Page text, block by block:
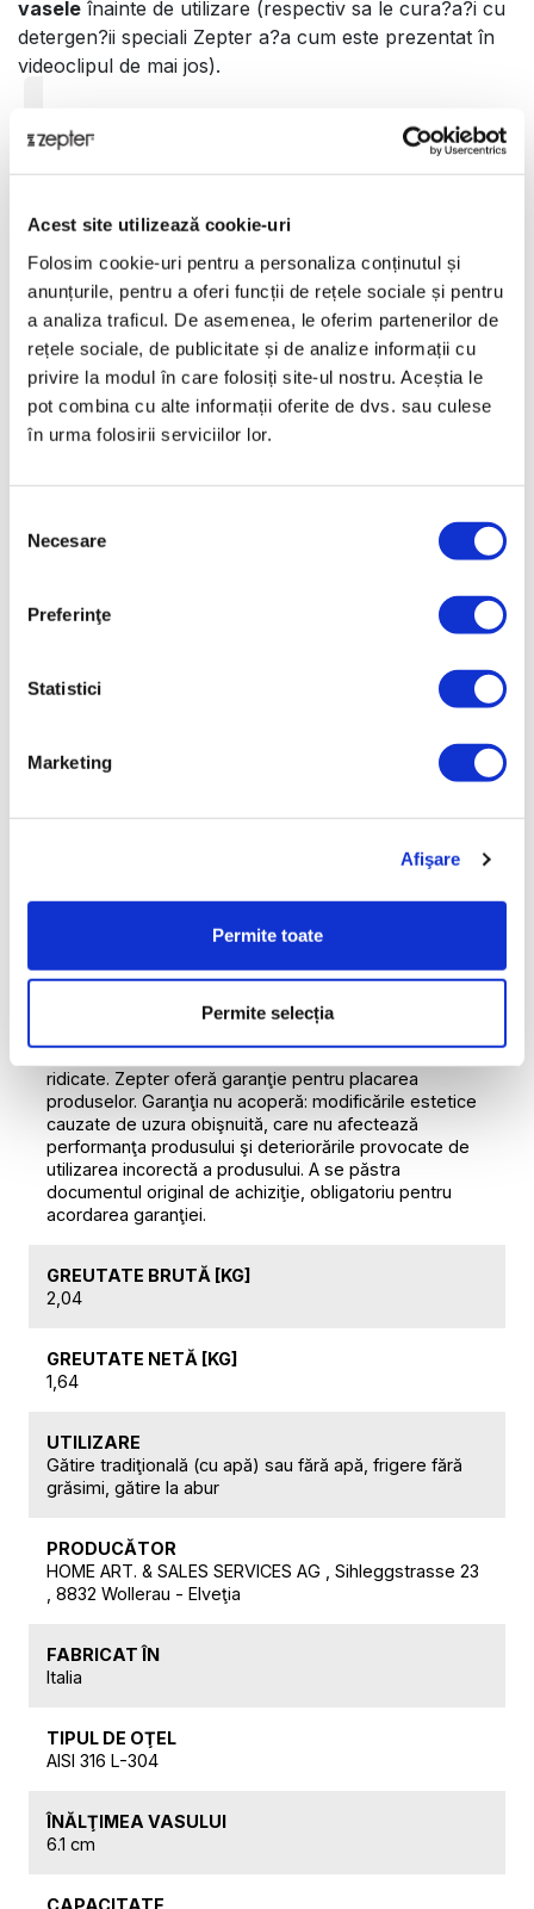
Acest site utilizează cookie-uri
Folosim cookie-uri pentru a personaliza conținutul și
anunțurile, pentru a oferi funcții de rețele sociale și pentru
a analiza traficul. De asemenea, le oferim partenerilor de
rețele sociale, de publicitate și de analize informații cu
privire la modul în care folosiți site-ul nostru. Aceștia le
pot combina cu alte informații oferite de dvs. sau culese
în urma folosirii serviciilor lor.
consimțământului
Necesare
Preferinţe
Statistici
Marketing
Afişare
Permite toate
Permite selecția
vasele înainte de utilizare (respectiv sa le cura?a?i cu
detergen?ii speciali Zepter a?a cum este prezentat în
videoclipul de mai jos).
Acceptă Politica de cookie-uri pentru a vizualiza
conținutul video
Ca să poți vizualiza conținutul video este necesar să
accepți Politica de cookie-uri. Alternativ, poți vizualiza
conținutul video direct pe YouTubeLink.
Date tehnice
Vas 2.5 l, diametru 16 cm
Produsele Zepter din oţel inoxidabil au o garanţie de
alte materiale decât aliajele metalice 316L şi 304 au o
perioadă de garanţie de 24 de luni de la data achiziţiei.
Termocontrolul Digital şi Termocontrolul Analogic au o
A nu se introduce Termocontrolul Zepter în cuptor sau
în maşina de spălat vase, a se evita contactul cu
suprafeţele fierbinţi şi a nu se expune la temperaturi
ridicate. Componentele din plastic au o perioadă de
ridicate. Zepter oferă garanţie pentru placarea
produselor. Garanţia nu acoperă: modificările estetice
cauzate de uzura obişnuită, care nu afectează
performanţa produsului şi deteriorările provocate de
utilizarea incorectă a produsului. A se păstra
documentul original de achiziţie, obligatoriu pentru
acordarea garanţiei.
GREUTATE BRUTĂ [KG]
2,04
GREUTATE NETĂ [KG]
1,64
UTILIZARE
Gătire tradiţională (cu apă) sau fără apă, frigere fără
grăsimi, gătire la abur
PRODUCĂTOR
HOME ART. & SALES SERVICES AG , Sihleggstrasse 23
, 8832 Wollerau - Elveţia
FABRICAT ÎN
Italia
TIPUL DE OŢEL
AISI 316 L-304
ÎNĂLŢIMEA VASULUI
6.1 cm
CAPACITATE